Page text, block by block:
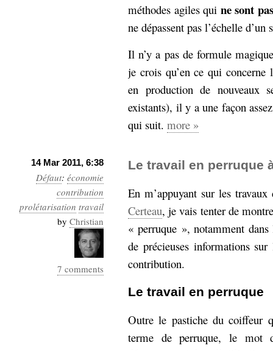
méthodes agiles qui ne sont
ne dépassent pas l’échelle
Il n’y a pas de formule
je crois qu’en ce qui concerne
en production de nouveaux
existants), il y a une façon
qui suit. more »
14 Mar 2011, 6:38
Défaut: économie
contribution
prolétarisation travail
by Christian
7 comments
Le travail en perruque
En m’appuyant sur les
Certeau, je vais tenter de
« perruque », notamment
de précieuses informations
contribution.
Le travail en perruque
Outre le pastiche du coiffeur
terme de perruque, le mot